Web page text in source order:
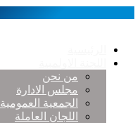
من نحن
مجلس الادارة
الجمعية العمومية
اللجان العاملة